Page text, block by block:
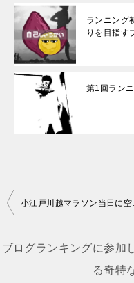
ランニング
りを目指す
第1回ラン
投
ナ
小江戸
ブログランキングに参加
る奇特